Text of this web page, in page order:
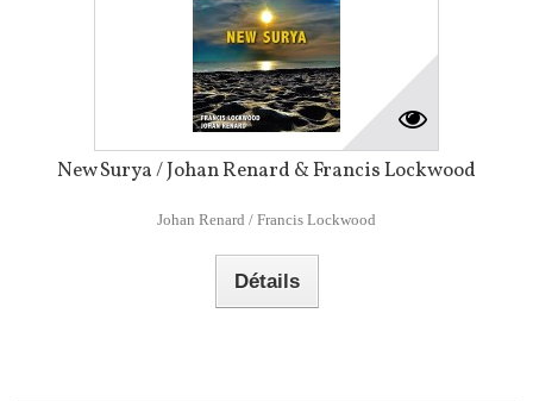
New Surya / Johan Renard & Francis Lockwood
Johan Renard / Francis Lockwood
Détails